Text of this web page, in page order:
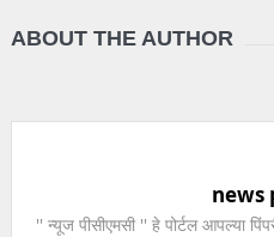
ABOUT THE AUTHOR
news
'' न्यूज पीसीएमसी '' हे पोर्टल आपल्या